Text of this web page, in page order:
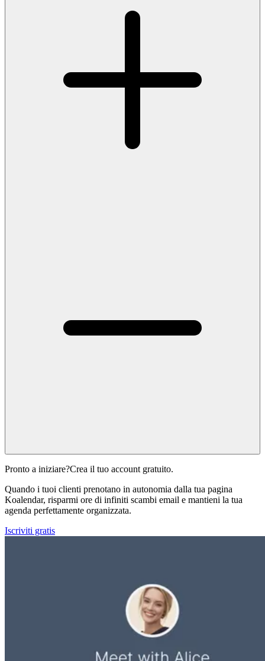
Pronto a iniziare?Crea il tuo account gratuito.
Quando i tuoi clienti prenotano in autonomia dalla tua pagina
Koalendar, risparmi ore di infiniti scambi email e mantieni la tua
agenda perfettamente organizzata.
Iscriviti gratis